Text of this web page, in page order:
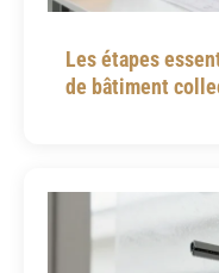
Les étapes
de bâtiment